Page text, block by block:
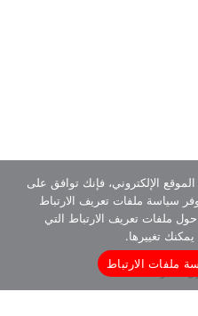
الإلكتروني، فإنك توافق على
سياسة ملفات تعريف الارتباط
ملفات تعريف الارتباط التي
تغييرها.
ملفات الارتباط